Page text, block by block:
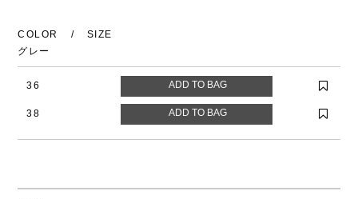
COLOR
SIZE
グレー
36
38